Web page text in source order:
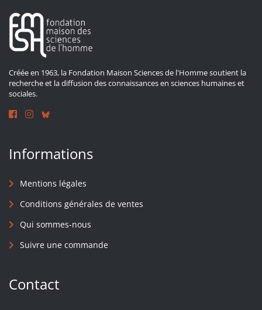
Créée en 1963, la Fondation Maison Sciences de l'Homme soutient la
recherche et la diffusion des connaissances en sciences humaines et
sociales.
Informations
Mentions légales
Conditions générales de ventes
Qui sommes-nous
Suivre une commande
Contact